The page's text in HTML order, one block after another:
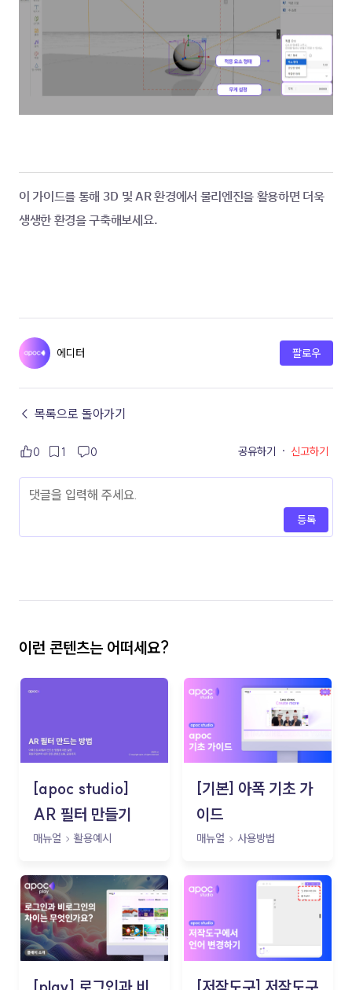
이 가이드를 통해 3D 및 AR 환경에서 물리엔진을 활용하면 더욱
생생한 환경을 구축해보세요.
에디터 팔로우
← 목록으로 돌아가기
0 1 0 공유하기 · 신고하기
등록
이런 콘텐츠는 어떠세요?
[apoc studio]
AR 필터 만들기
매뉴얼 활용예시
[기본] 아폭 기초 가
이드
매뉴얼 사용방법